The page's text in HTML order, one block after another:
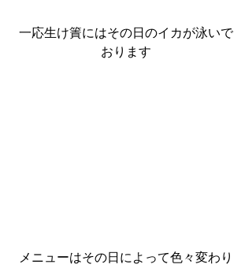
一応生け簀にはその日のイカが泳いで
おります
メニューはその日によって色々変わり